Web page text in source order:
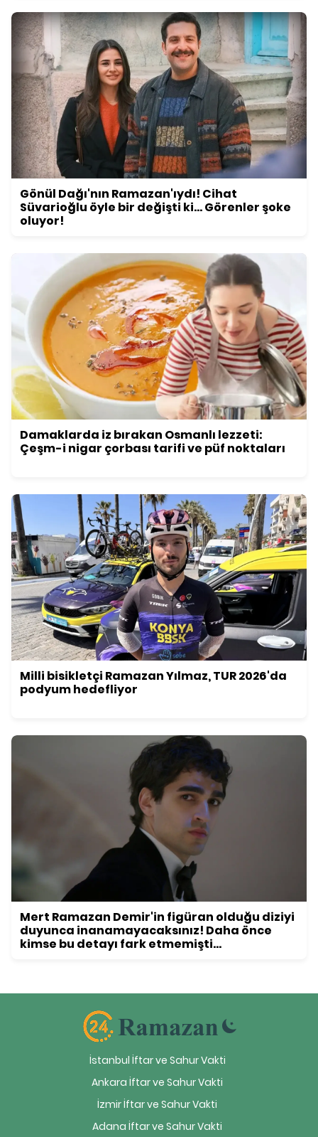
Gönül Dağı'nın Ramazan'ıydı! Cihat
Süvarioğlu öyle bir değişti ki... Görenler şoke
oluyor!
Damaklarda iz bırakan Osmanlı lezzeti:
Çeşm-i nigar çorbası tarifi ve püf noktaları
Milli bisikletçi Ramazan Yılmaz, TUR 2026'da
podyum hedefliyor
Mert Ramazan Demir'in figüran olduğu diziyi
duyunca inanamayacaksınız! Daha önce
kimse bu detayı fark etmemişti...
İstanbul İftar ve Sahur Vakti
Ankara İftar ve Sahur Vakti
İzmir İftar ve Sahur Vakti
Adana İftar ve Sahur Vakti